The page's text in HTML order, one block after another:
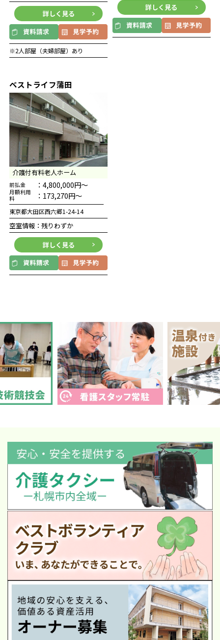
詳しく見る
※2人部屋（夫婦部屋）あり
詳しく見る
ベストライフ蒲田
介護付有料老人ホーム
前払金 ：4,800,000円～
月額利用
料
：173,270円～
東京都大田区西六郷1-24-14
空室情報：残りわずか
詳しく見る